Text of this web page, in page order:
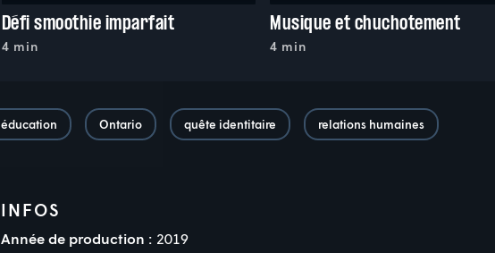
Défi smoothie imparfait
4 min
Musique et chuchotement
4 min
éducation Ontario quête identitaire relations humaines
INFOS
Année de production : 2019